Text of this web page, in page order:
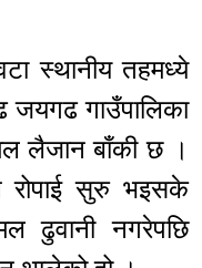
स्थानीय तहमध्ये
जयगढ गाउँपालिका
लैजान बाँकी छ ।
रोपाई सुरु भइसके
ढुवानी नगरेपछि